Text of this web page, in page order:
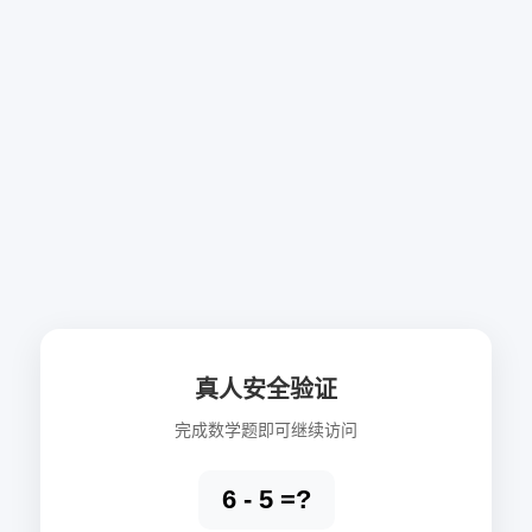
真人安全验证
完成数学题即可继续访问
6 - 5 =?